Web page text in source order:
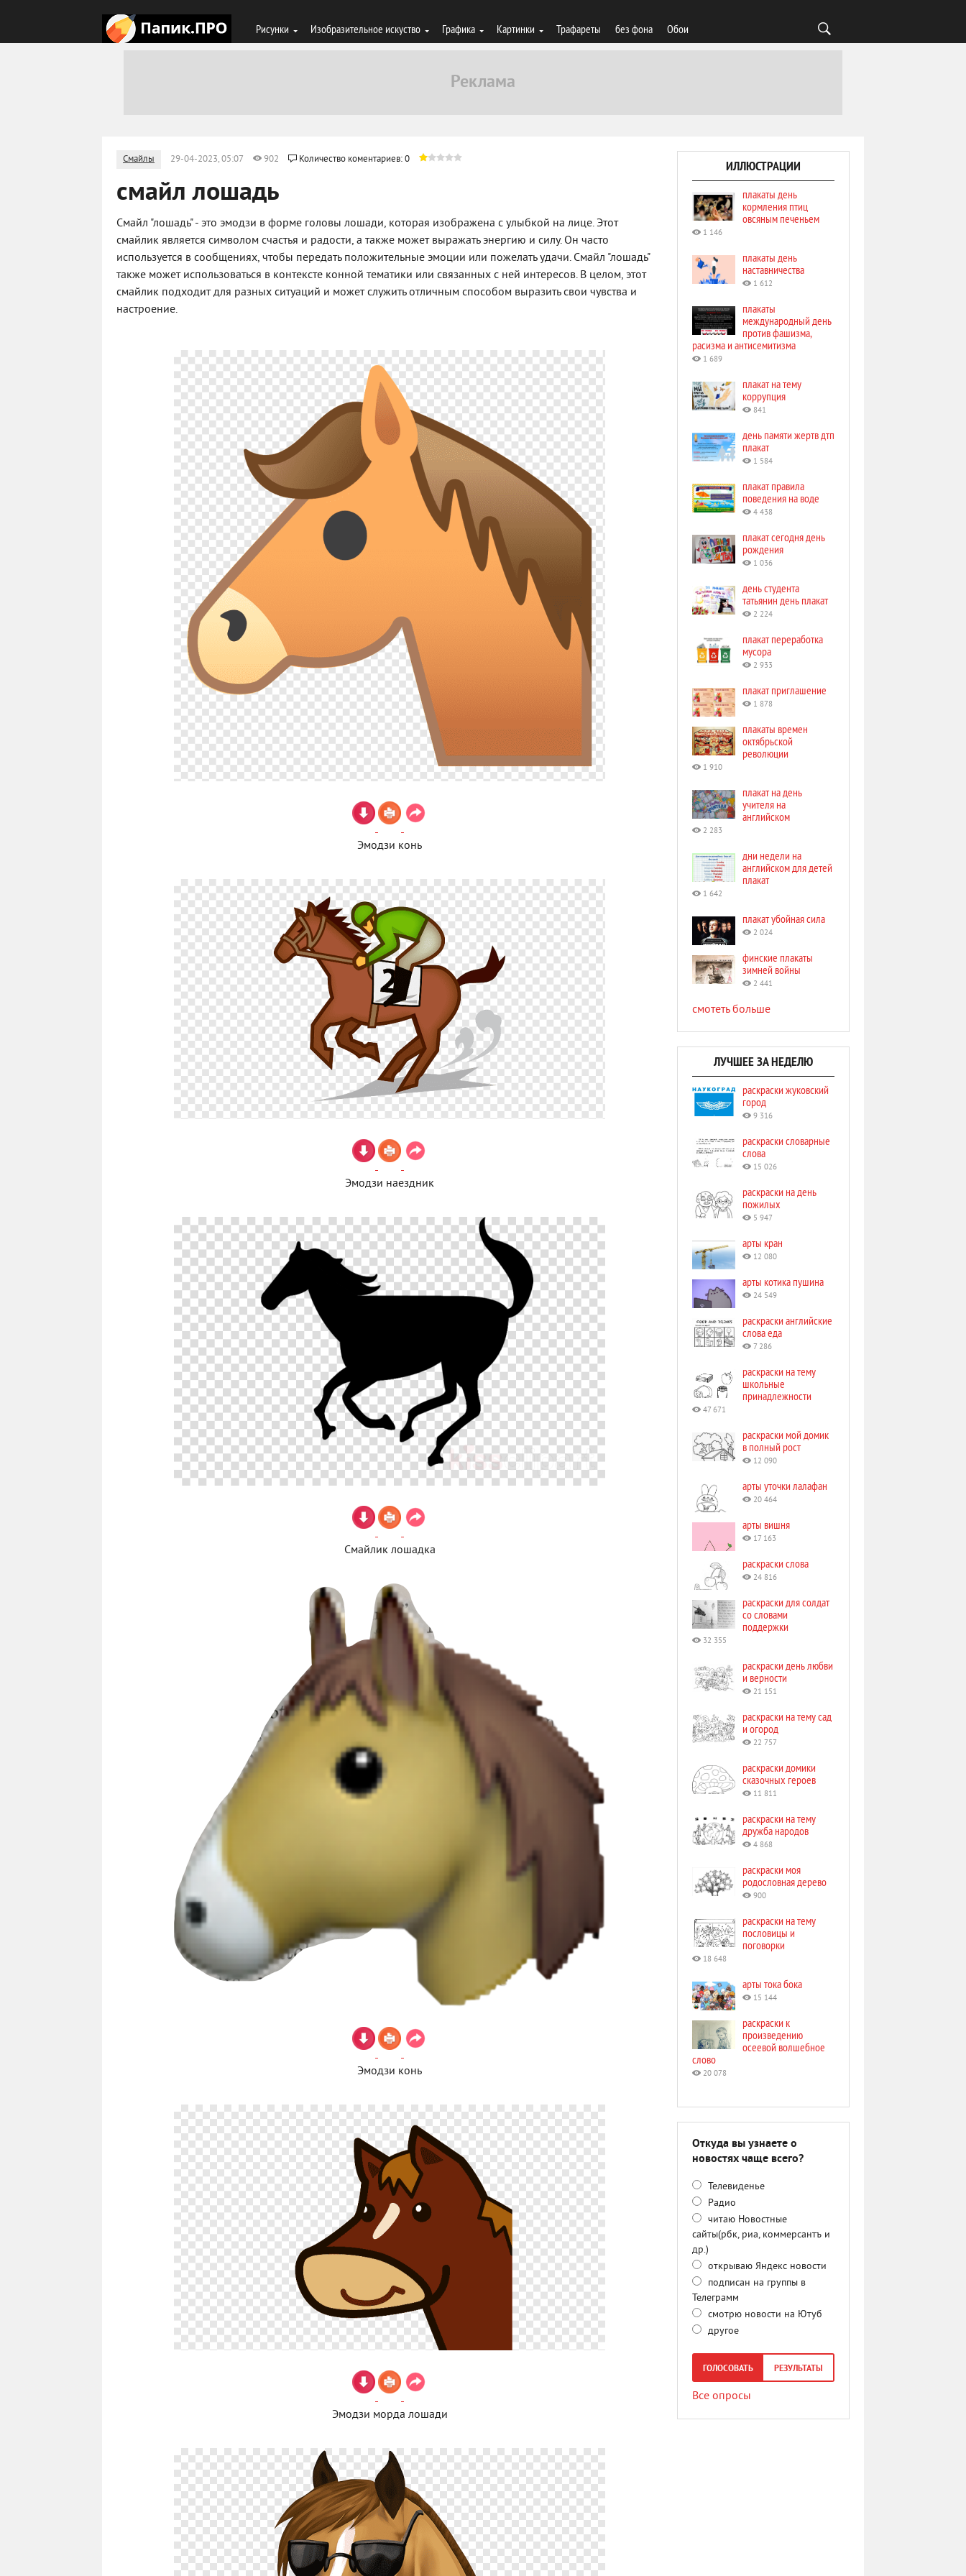
Рисунки Изобразительное искуство Графика Картинки Трафареты без фона Обои
Смайлы 29-04-2023, 05:07 902 Количество коментариев: 0
смайл лошадь
Смайл "лошадь" - это эмодзи в форме головы лошади, которая изображена с улыбкой на лице. Этот
смайлик является символом счастья и радости, а также может выражать энергию и силу. Он часто
используется в сообщениях, чтобы передать положительные эмоции или пожелать удачи. Смайл "лошадь"
также может использоваться в контексте конной тематики или связанных с ней интересов. В целом, этот
смайлик подходит для разных ситуаций и может служить отличным способом выразить свои чувства и
настроение.
Эмодзи конь
Эмодзи наездник
Смайлик лошадка
Эмодзи конь
Эмодзи морда лошади
ИЛЛЮСТРАЦИИ
плакаты день
кормления птиц
овсяным печеньем
1 146
плакаты день
наставничества
1 612
плакаты
международный день
против фашизма,
расизма и антисемитизма
1 689
плакат на тему
коррупция
841
день памяти жертв дтп
плакат
1 584
плакат правила
поведения на воде
4 438
плакат сегодня день
рождения
1 036
день студента
татьянин день плакат
2 224
плакат переработка
мусора
2 933
плакат приглашение
1 878
плакаты времен
октябрьской
революции
1 910
плакат на день
учителя на
английском
2 283
дни недели на
английском для детей
плакат
1 642
плакат убойная сила
2 024
финские плакаты
зимней войны
2 441
смотеть больше
ЛУЧШЕЕ ЗА НЕДЕЛЮ
раскраски жуковский
город
9 316
раскраски словарные
слова
15 026
раскраски на день
пожилых
5 947
арты кран
12 080
арты котика пушина
24 549
раскраски английские
слова еда
7 286
раскраски на тему
школьные
принадлежности
47 671
раскраски мой домик
в полный рост
12 090
арты уточки лалафан
20 464
арты вишня
17 163
раскраски слова
24 816
раскраски для солдат
со словами
поддержки
32 355
раскраски день любви
и верности
21 151
раскраски на тему сад
и огород
22 757
раскраски домики
сказочных героев
11 811
раскраски на тему
дружба народов
4 868
раскраски моя
родословная дерево
900
раскраски на тему
пословицы и
поговорки
18 648
арты тока бока
15 144
раскраски к
произведению
осеевой волшебное
слово
20 078
Откуда вы узнаете о
новостях чаще всего?
Телевиденье
Радио
читаю Новостные
сайты(рбк, риа, коммерсантъ и
др.)
открываю Яндекс новости
подписан на группы в
Телеграмм
смотрю новости на Ютуб
другое
ГОЛОСОВАТЬ РЕЗУЛЬТАТЫ
Все опросы